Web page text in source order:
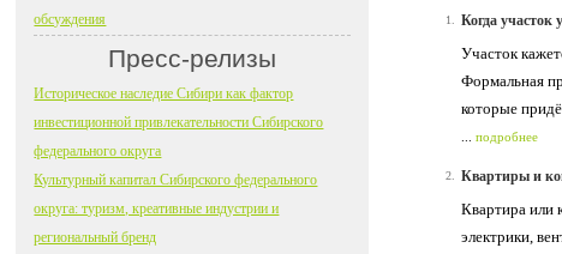
1. Когда участок
Участок
Формальная
которые
подробнее
2. Квартиры и
Квартира или
электрики,
обсуждения
Пресс-релизы
Историческое наследие Сибири как фактор
инвестиционной привлекательности Сибирского
федерального округа
Культурный капитал Сибирского федерального
округа: туризм, креативные индустрии и
региональный бренд